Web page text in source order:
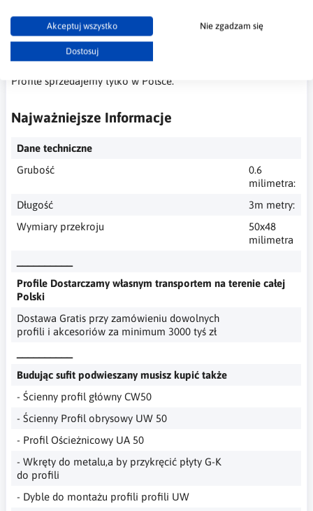
Akceptuj wszystko Nie zgadzam się
Dostosuj
zajmuje nam 7 dni roboczych do maksymalnie 10 dni.
Dostawa Gratis przy zamówieniu dowolnych profili i
akcesoriów za minimum 3000 tyś zł.
Profile sprzedajemy tylko w Polsce.
Najważniejsze Informacje
Dane techniczne
Grubość
0.6
milimetra:
Długość
3m metry:
Wymiary przekroju
50x48
milimetra
Profile Dostarczamy własnym transportem na terenie całej
Polski
Dostawa Gratis przy zamówieniu dowolnych
profili i akcesoriów za minimum 3000 tyś zł
Budując sufit podwieszany musisz kupić także
- Ścienny profil główny CW50
- Ścienny Profil obrysowy UW 50
- Profil Ościeżnicowy UA 50
- Wkręty do metalu,a by przykręcić płyty G-K
do profili
- Dyble do montażu profili profili UW